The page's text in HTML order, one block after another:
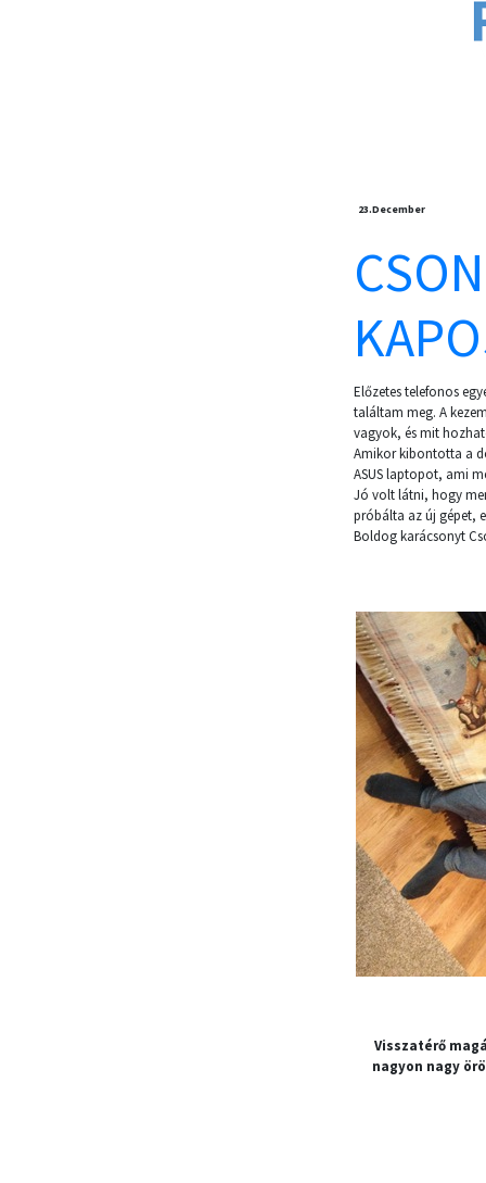
23.December
Előzetes telefonos
találtam meg. A
vagyok, és mit
Amikor kibontotta a
ASUS laptopot, ami
Jó volt látni, hogy
próbálta az új gépet,
Boldog karácsonyt
Visszatérő
nagyon nagy